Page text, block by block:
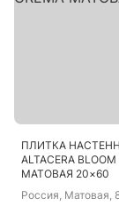
ПЛИТКА
ALTACERA
МАТОВАЯ 20×60
Россия, Матовая,